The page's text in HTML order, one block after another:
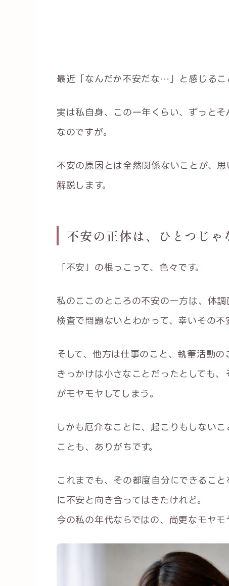
最近「なんだか不安だな…」と感じるこ
実は私自身、この一年くらい、ずっとそ
なのですが。
不安の原因とは全然関係ないことが、
解説します。
不安の正体は、ひとつじゃ
「不安」の根っこって、色々です。
私のここのところの不安の一方は、体
検査で問題ないとわかって、幸いその不
そして、他方は仕事のこと、執筆活動の
きっかけは小さなことだったとしても
がモヤモヤしてしまう。
しかも厄介なことに、起こりもしない
ことも、ありがちです。
これまでも、その都度自分にできるこ
に不安と向き合ってはきたけれど。
今の私の年代ならではの、尚更なモヤモ